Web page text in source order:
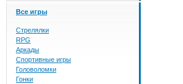
Все игры
Стрелялки
RPG
Аркады
Спортивные игры
Головоломки
Гонки